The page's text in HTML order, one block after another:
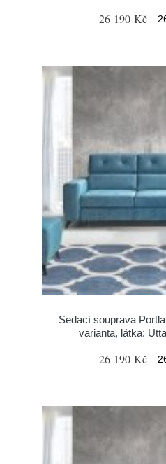
26 190 Kč
Sedací souprava
varianta, látka:
26 190 Kč